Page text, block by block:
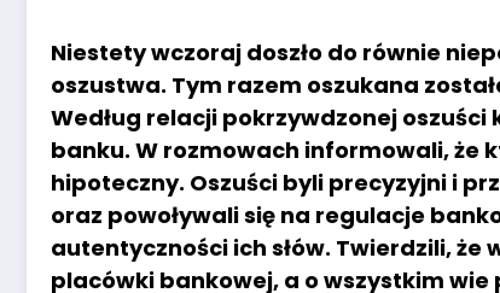
Niestety wczoraj doszło do równie
oszustwa. Tym razem oszukana
Według relacji pokrzywdzonej
banku. W rozmowach informowali, że
hipoteczny. Oszuści byli precyzyjni i
oraz powoływali się na regulacje
autentyczności ich słów. Twierdzili,
placówki bankowej, a o wszystkim